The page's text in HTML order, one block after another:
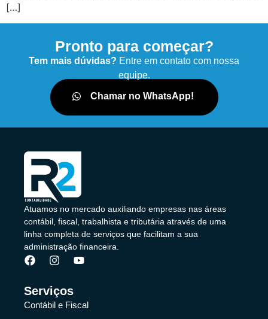
[…]
Pronto para começar?
Tem mais dúvidas? Entre em contato com nossa
equipe.
Chamar no WhatsApp!
Atuamos no mercado auxiliando empresas nas áreas
contábil, fiscal, trabalhista e tributária através de uma
linha completa de serviços que facilitam a sua
administração financeira.
Serviços
Contábil e Fiscal